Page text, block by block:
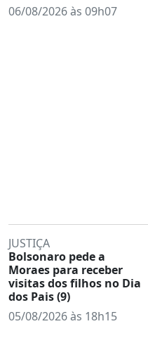
06/08/2026 às 09h07
JUSTIÇA
Bolsonaro pede a
Moraes para receber
visitas dos filhos no Dia
dos Pais (9)
05/08/2026 às 18h15